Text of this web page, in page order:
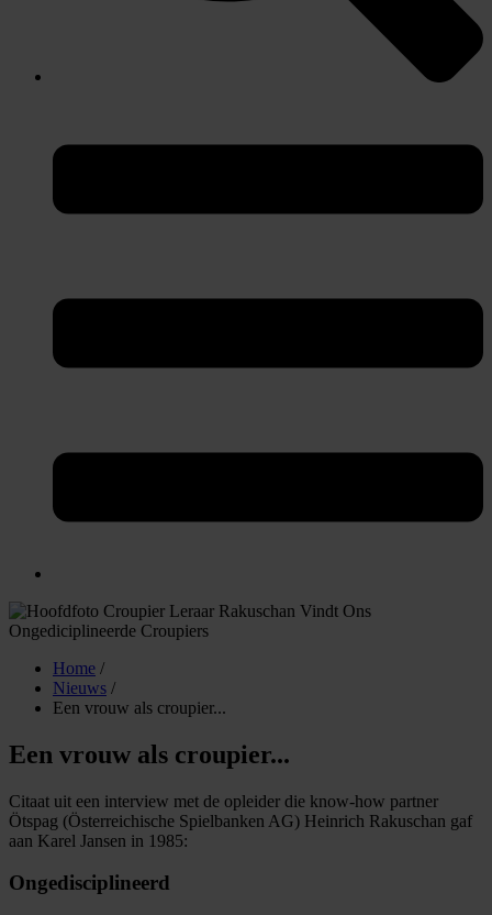
Home /
Nieuws /
Een vrouw als croupier...
Een vrouw als croupier...
Citaat uit een interview met de opleider die know-how partner
Ötspag (Österreichische Spielbanken AG) Heinrich Rakuschan gaf
aan Karel Jansen in 1985:
Ongedisciplineerd